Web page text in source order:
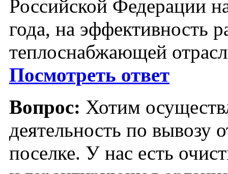
Российской Федерации
года, на эффективность
теплоснабжающей
Посмотреть ответ
Вопрос: Хотим
деятельность по вывозу
поселке. У нас есть